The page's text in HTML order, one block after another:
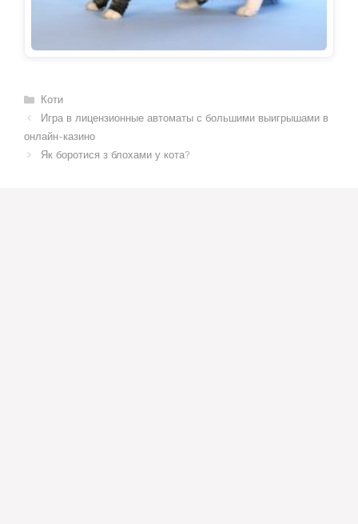
Категорії
Коти
Игра в лицензионные автоматы с большими выигрышами в
онлайн-казино
Як боротися з блохами у кота?